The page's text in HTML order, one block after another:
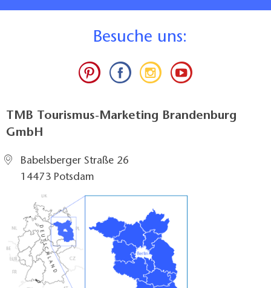
Besuche uns:
TMB Tourismus-Marketing Brandenburg
GmbH
Babelsberger Straße 26
14473 Potsdam